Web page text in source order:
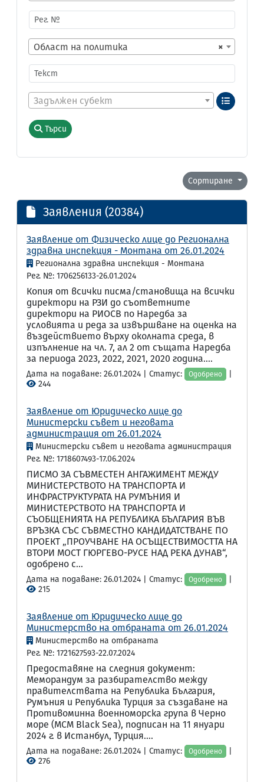
×
Област на политика
Задължен субект
Търси
Сортиране
Заявления (20384)
Заявление от Физическо лице до Регионална
здравна инспекция - Монтана от 26.01.2024
Регионална здравна инспекция - Монтана
Рег. №: 1706256133-26.01.2024
Копия от всички писма/становища на всички
директори на РЗИ до съответните
директори на РИОСВ по Наредба за
условията и реда за извършване на оценка на
въздействието върху околната среда, в
изпълнение на чл. 7, ал 2 от същата Наредба
за периода 2023, 2022, 2021, 2020 година....
Дата на подаване: 26.01.2024 | Статус: Одобрено
244
Заявление от Юридическо лице до
Министерски съвет и неговата
администрация от 26.01.2024
Министерски съвет и неговата администрация
Рег. №: 1718607493-17.06.2024
ПИСМО ЗА СЪВМЕСТЕН АНГАЖИМЕНТ МЕЖДУ
МИНИСТЕРСТВОТО НА ТРАНСПОРТА И
ИНФРАСТРУКТУРАТА НА РУМЪНИЯ И
МИНИСТЕРСТВОТО НА ТРАНСПОРТА И
СЪОБЩЕНИЯТА НА РЕПУБЛИКА БЪЛГАРИЯ ВЪВ
ВРЪЗКА СЪС СЪВМЕСТНО КАНДИДАТСТВАНЕ ПО
ПРОЕКТ „ПРОУЧВАНЕ НА ОСЪЩЕСТВИМОСТТА НА
ВТОРИ МОСТ ГЮРГЕВО-РУСЕ НАД РЕКА ДУНАВ“,
одобрено с...
Дата на подаване: 26.01.2024 | Статус: Одобрено
215
Заявление от Юридическо лице до
Министерство на отбраната от 26.01.2024
Министерство на отбраната
Рег. №: 1721627593-22.07.2024
Предоставяне на следния документ:
Меморандум за разбирателство между
правителствата на Република България,
Румъния и Република Турция за създаване на
Противоминна военноморска група в Черно
море (MCM Black Sea), подписан на 11 януари
2024 г. в Истанбул, Турция....
Дата на подаване: 26.01.2024 | Статус: Одобрено
276